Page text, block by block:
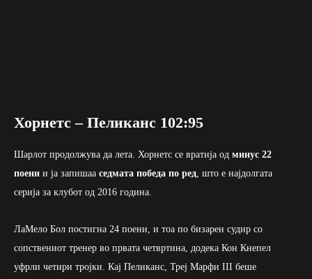
Хорнетс – Пеликанс 102:95
Шарлот продолжува да лета. Хорнетс се вратија од минус 22
поени и ја запишаа седмата победа по ред , што е најдолгата
серија за клубот од 2016 година.
ЛаМело Бол постигна 24 поени, и тоа по бизарен судир со
сопствениот тренер во првата четвртина, додека Кон Кнепел
уфрли четири тројки. Кај Пеликанс, Треј Марфи III беше